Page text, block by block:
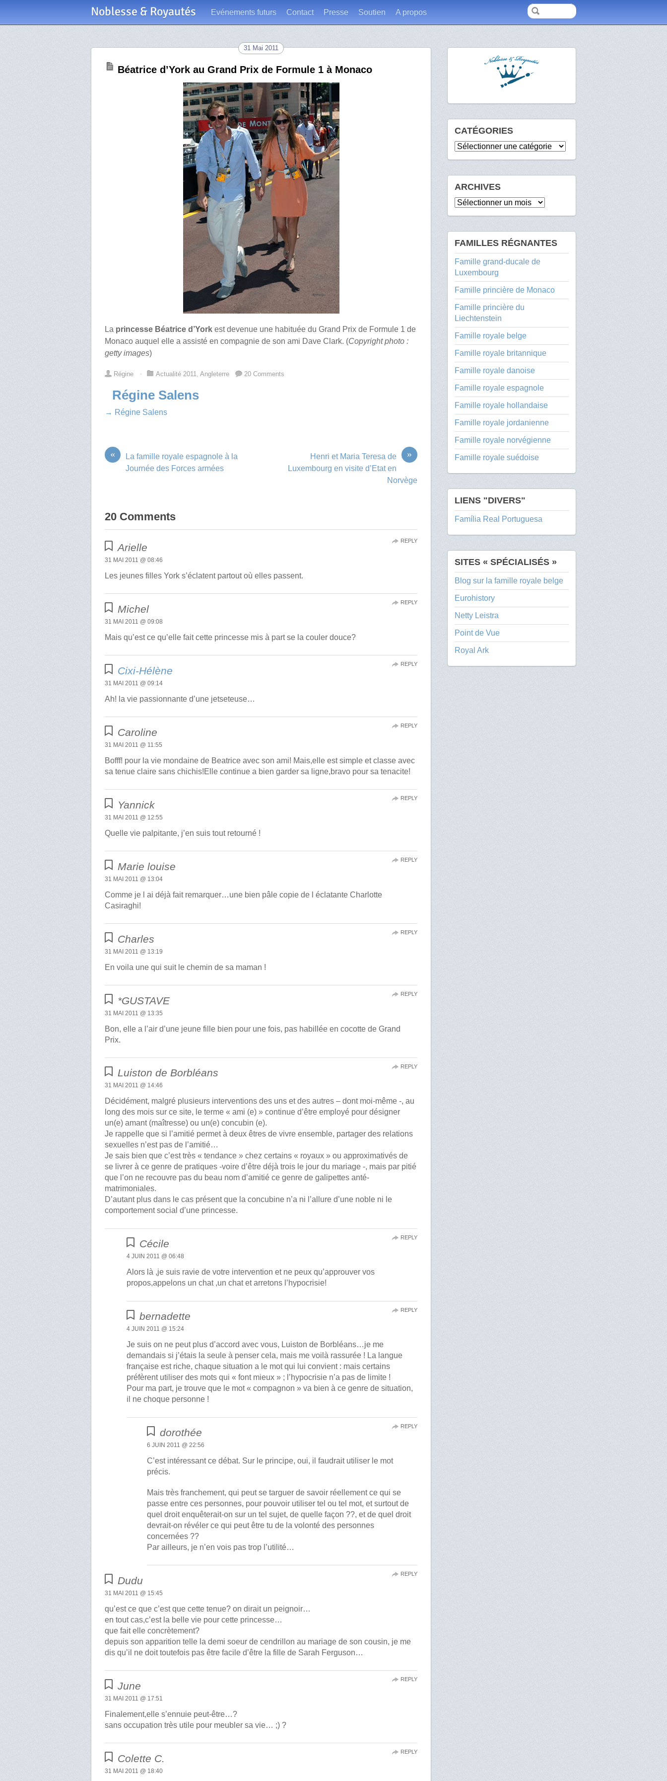
Noblesse & Royautés Evénements futurs Contact Presse Soutien A propos
31 Mai 2011
Béatrice d’York au Grand Prix de Formule 1 à Monaco
La princesse Béatrice d’Yorkest devenue une habituée du Grand Prix de Formule 1 de
Monaco auquel elle a assisté en compagnie de son ami Dave Clark. (Copyright photo :
getty images)
Régine ⋅ Actualité 2011 ,Angleterre 20 Comments
Régine Salens
→ Régine Salens
«
La famille royale espagnole à la
Journée des Forces armées
»
Henri et Maria Teresa de
Luxembourg en visite d’Etat en
Norvège
20 Comments
Arielle
31 MAI 2011 @ 08:46
Les jeunes filles York s’éclatent partout où elles passent.
REPLY
Michel
31 MAI 2011 @ 09:08
Mais qu’est ce qu’elle fait cette princesse mis à part se la couler douce?
REPLY
Cixi-Hélène
31 MAI 2011 @ 09:14
Ah! la vie passionnante d’une jetseteuse…
REPLY
Caroline
31 MAI 2011 @ 11:55
Bofff! pour la vie mondaine de Beatrice avec son ami! Mais,elle est simple et classe avec
sa tenue claire sans chichis!Elle continue a bien garder sa ligne,bravo pour sa tenacite!
REPLY
Yannick
31 MAI 2011 @ 12:55
Quelle vie palpitante, j’en suis tout retourné !
REPLY
Marie louise
31 MAI 2011 @ 13:04
Comme je l ai déjà fait remarquer…une bien pâle copie de l éclatante Charlotte
Casiraghi!
REPLY
Charles
31 MAI 2011 @ 13:19
En voila une qui suit le chemin de sa maman !
REPLY
*GUSTAVE
31 MAI 2011 @ 13:35
Bon, elle a l’air d’une jeune fille bien pour une fois, pas habillée en cocotte de Grand
Prix.
REPLY
Luiston de Borbléans
31 MAI 2011 @ 14:46
Décidément, malgré plusieurs interventions des uns et des autres – dont moi-même -, au
long des mois sur ce site, le terme « ami (e) » continue d’être employé pour désigner
un(e) amant (maîtresse) ou un(e) concubin (e).
Je rappelle que si l’amitié permet à deux êtres de vivre ensemble, partager des relations
sexuelles n’est pas de l’amitié…
Je sais bien que c’est très « tendance » chez certains « royaux » ou approximativés de
se livrer à ce genre de pratiques -voire d’être déjà trois le jour du mariage -, mais par pitié
que l’on ne recouvre pas du beau nom d’amitié ce genre de galipettes anté-
matrimoniales.
D’autant plus dans le cas présent que la concubine n’a ni l’allure d’une noble ni le
comportement social d’une princesse.
REPLY
Cécile
4 JUIN 2011 @ 06:48
Alors là ,je suis ravie de votre intervention et ne peux qu’approuver vos
propos,appelons un chat ,un chat et arretons l’hypocrisie!
REPLY
bernadette
4 JUIN 2011 @ 15:24
Je suis on ne peut plus d’accord avec vous, Luiston de Borbléans…je me
demandais si j’étais la seule à penser cela, mais me voilà rassurée ! La langue
française est riche, chaque situation a le mot qui lui convient : mais certains
préfèrent utiliser des mots qui « font mieux » ; l’hypocrisie n’a pas de limite !
Pour ma part, je trouve que le mot « compagnon » va bien à ce genre de situation,
il ne choque personne !
REPLY
dorothée
6 JUIN 2011 @ 22:56
C’est intéressant ce débat. Sur le principe, oui, il faudrait utiliser le mot
précis.
Mais très franchement, qui peut se targuer de savoir réellement ce qui se
passe entre ces personnes, pour pouvoir utiliser tel ou tel mot, et surtout de
quel droit enquêterait-on sur un tel sujet, de quelle façon ??, et de quel droit
devrait-on révéler ce qui peut être tu de la volonté des personnes
concernées ??
Par ailleurs, je n’en vois pas trop l’utilité…
REPLY
Dudu
31 MAI 2011 @ 15:45
qu’est ce que c’est que cette tenue? on dirait un peignoir…
en tout cas,c’est la belle vie pour cette princesse…
que fait elle concrètement?
depuis son apparition telle la demi soeur de cendrillon au mariage de son cousin, je me
dis qu’il ne doit toutefois pas être facile d’être la fille de Sarah Ferguson…
REPLY
June
31 MAI 2011 @ 17:51
Finalement,elle s’ennuie peut-être…?
sans occupation très utile pour meubler sa vie… ;) ?
REPLY
Colette C.
31 MAI 2011 @ 18:40
REPLY
CATÉGORIES
Catégories
ARCHIVES
Archives
FAMILLES RÉGNANTES
Famille grand-ducale de
Luxembourg
Famille princière de Monaco
Famille princière du
Liechtenstein
Famille royale belge
Famille royale britannique
Famille royale danoise
Famille royale espagnole
Famille royale hollandaise
Famille royale jordanienne
Famille royale norvégienne
Famille royale suédoise
LIENS "DIVERS"
Família Real Portuguesa
SITES « SPÉCIALISÉS »
Blog sur la famille royale belge
Eurohistory
Netty Leistra
Point de Vue
Royal Ark